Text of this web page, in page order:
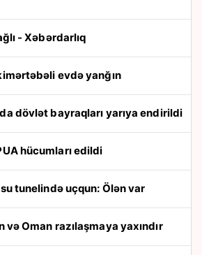
- Xəbərdarlıq
evdə yanğın
dövlət bayraqları yarıya endirildi
hücumları edildi
tunelində uçqun: Ölən var
və Oman razılaşmaya yaxındır